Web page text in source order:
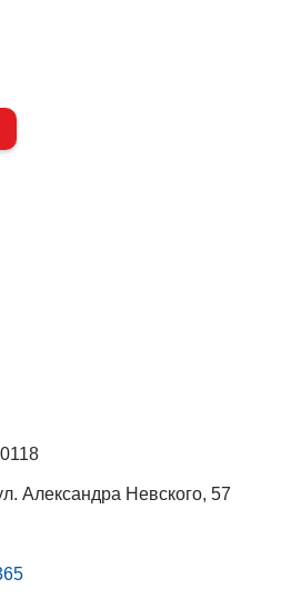
Александра Невского, 57